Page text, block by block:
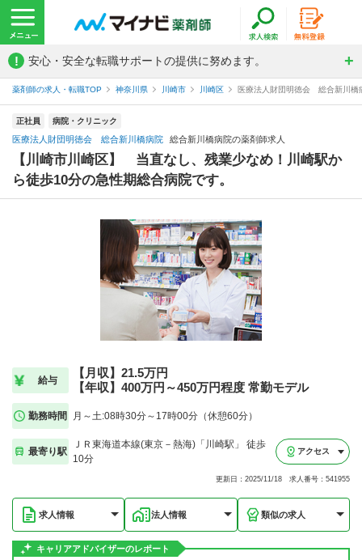
! 安心・安全な転職サポートの提供に努めます。
薬剤師の求人・転職TOP 神奈川県 川崎市 川崎区 医療法人財団明徳会 総合新川
正社員 病院・クリニック
医療法人財団明徳会 総合新川橋病院 総合新川橋病院の薬剤師求人
【川崎市川崎区】 当直なし、残業少なめ！川崎駅か
ら徒歩10分の急性期総合病院です。
給与
【月収】21.5万円
【年収】400万円～450万円程度 常勤モデル
勤務時間 月～土:08時30分～17時00分（休憩60分）
最寄り駅
ＪＲ東海道本線(東京－熱海)「川崎駅」 徒歩
10分
アクセス
更新日：2025/11/18 求人番号：541955
求人情報 法人情報 類似の求人
キャリアアドバイザーのレポート